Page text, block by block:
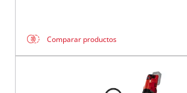
Comparar productos